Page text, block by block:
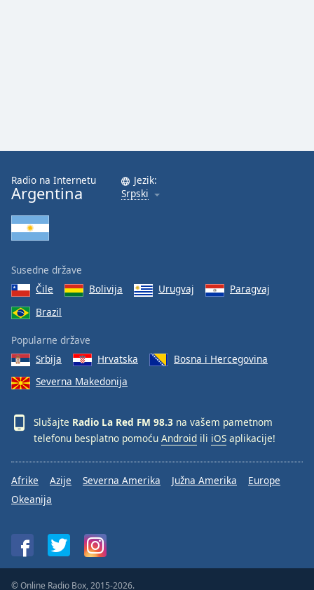
Radio na Internetu
Argentina
Jezik:
Srpski
Susedne države
Čile
Bolivija Urugvaj
Paragvaj
Brazil
Popularne države
Srbija
Hrvatska
Bosna i Hercegovina
Severna Makedonija
Slušajte Radio La Red FM 98.3 na vašem pametnom
telefonu besplatno pomoću Android ili iOS aplikacije!
Afrike Azije Severna Amerika Južna Amerika
Europe
Okeanija
© Online Radio Box, 2015-2026.